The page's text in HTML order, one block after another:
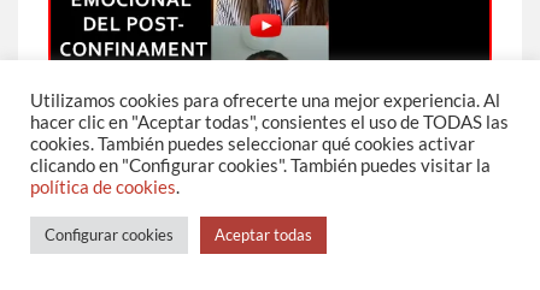
…………………………………………………………….
Utilizamos cookies para ofrecerte una mejor experiencia. Al
hacer clic en "Aceptar todas", consientes el uso de TODAS las
cookies. También puedes seleccionar qué cookies activar
clicando en "Configurar cookies". También puedes visitar la
política de cookies.
Configurar cookies Aceptar todas